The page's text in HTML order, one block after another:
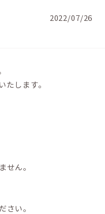
2022/07/26
します。
せん。
さい。